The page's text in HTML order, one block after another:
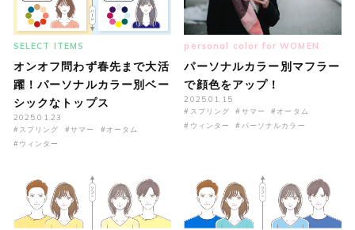
SELECT ITEMS
オンオフ問わず春先まで大活
躍！パーソナルカラー別ベー
シックなトップス
2025.01.23
#スプリング
#サマー
#オータム
#ウィンター
personal color for WOMEN
パーソナルカラー別マフラー
で顔色をアップ！
2025.01.15
#スプリング
#サマー
#オータム
#ウィンター
#パーソナルカラー